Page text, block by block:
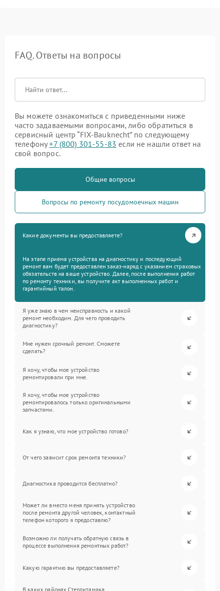
FAQ. Ответы на вопросы
Вы можете ознакомиться с приведенными ниже
часто задаваемыми вопросами, либо обратиться в
сервисный центр “FIX-Bauknecht” по следующему
телефону+7 (800) 301-55-83 если не нашли ответ на
свой вопрос.
Общие вопросы
Вопросы по ремонту посудомоечных машин
Какие документы вы предоставляете?
На этапе приема устройства на диагностику и последующий
ремонт вам будет предоставлен заказ-наряд с указанием страховых
обязательств на ваше устройство. Далее, после выполнения работ
по ремонту техники, вы получите акт выполненных работ и
гарантийный талон.
Я уже знаю в чем неисправность и какой
ремонт необходим. Для чего проводить
диагностику?
Мне нужен срочный ремонт. Сможете
сделать?
Я хочу, чтобы мое устройство
ремонтировали при мне.
Я хочу, чтобы мое устройство
ремонтировалось только оригинальными
запчастями.
Как я узнаю, что мое устройство готово?
От чего зависит срок ремонта техники?
Диагностика проводится бесплатно?
Может ли вместо меня принять устройство
после ремонта другой человек, контактный
телефон которого я предоставлю?
Возможно ли получать обратную связь в
процессе выполнения ремонтных работ?
Какую гарантию вы предоставляете?
В каких районах Стерлитамака